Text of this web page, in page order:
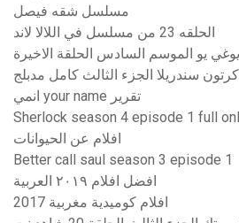
مسلسل شقه فيصل
الحلقه 23 من مسلسل في اللالا لاند
يوغي يو الموسم السادس الحلقة الاخيرة
سندريلا الجزء الثالث كامل مدبلج
انمي your name تقرير
Sherlock season 4 episode 1 full
افلام عن الحيوانات
Better call saul season 3 episode 1
افضل افلام ٢٠١٩ العربية
افلام كوميدية مغربية 2017